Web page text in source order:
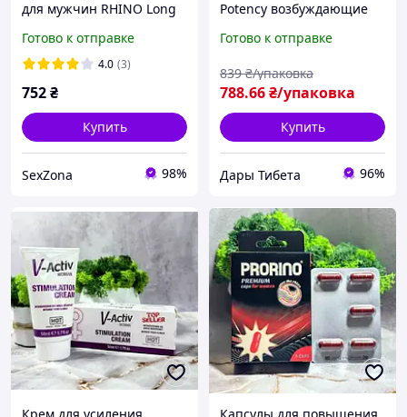
для мужчин RHINO Long
Готово к отправке
4.0 (3)
752₴
Купить
SexZona 98%
Potency возбуждающие
повышают либидо и
премиум - серия
Германия
Готово к отправке
788.66₴/упаковка
839 ₴/упаковка
Купить
Дары Тибета 96%